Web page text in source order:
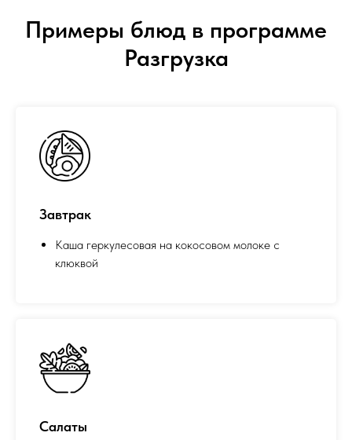
Примеры блюд в программе
Разгрузка
Завтрак
Каша геркулесовая на кокосовом молоке с
клюквой
Салаты